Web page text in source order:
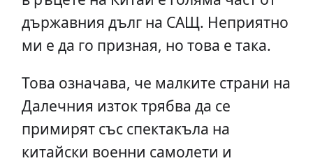
държавния дълг на САЩ. Неприятно
ми е да го призная, но това е така.
Това означава, че малките страни на
Далечния изток трябва да се
примирят със спектакъла на
китайски военни самолети и